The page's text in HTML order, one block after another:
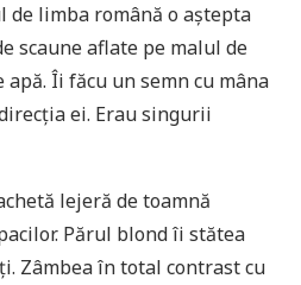
de limba română o aștepta
scaune aflate pe malul de
Îi făcu un semn cu mâna
ei. Erau singurii
lejeră de toamnă
Părul blond îi stătea
Zâmbea în total contrast cu